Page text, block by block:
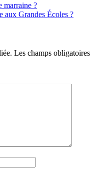
marraine ?
aux Grandes Écoles ?
Les champs obligatoires